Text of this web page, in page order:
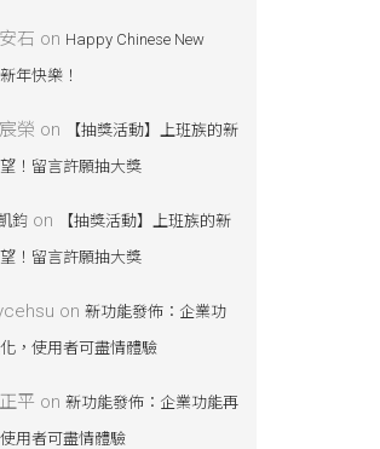
石 on Happy Chinese New
年快樂！
榮 on
【抽獎活動】上班族的新
！留言許願抽大獎
鈞on
【抽獎活動】上班族的新
！留言許願抽大獎
on 新功能發佈：企業功
，使用者可盡情體驗
平 on 新功能發佈：企業功能再
用者可盡情體驗